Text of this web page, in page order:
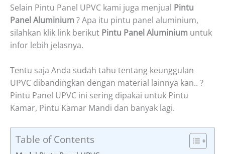
Selain Pintu Panel UPVC kami juga menjual Pintu
Panel Aluminium ? Apa itu pintu panel aluminium,
silahkan klik link berikut Pintu Panel Aluminium untuk
infor lebih jelasnya.
Tentu saja Anda sudah tahu tentang keunggulan
UPVC dibandingkan dengan material lainnya kan.. ?
Pintu Panel UPVC ini sering dipakai untuk Pintu
Kamar, Pintu Kamar Mandi dan banyak lagi.
Table of Contents